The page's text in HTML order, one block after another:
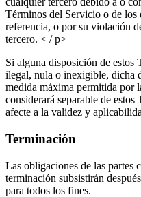
Términos del Servicio o de los
referencia, o por su violación
tercero. < / p>
Si alguna disposición de estos
ilegal, nula o inexigible, dicha
medida máxima permitida por
considerará separable de
afecte a la validez y
Terminación
Las obligaciones de las partes
terminación subsistirán
para todos los fines.